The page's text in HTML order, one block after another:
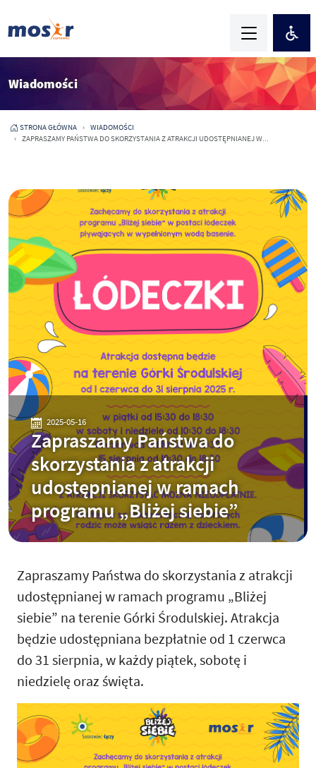
Wiadomości
STRONA GŁÓWNA
WIADOMOŚCI
ZAPRASZAMY PAŃSTWA DO SKORZYSTANIA Z ATRAKCJI UDOSTĘPNIANEJ W...
2025-05-16
Zapraszamy Państwa do
skorzystania z atrakcji
udostępnianej w ramach
programu „Bliżej siebie”
Zapraszamy Państwa do skorzystania z atrakcji
udostępnianej w ramach programu „Bliżej
siebie” na terenie Górki Środulskiej. Atrakcja
będzie udostępniana bezpłatnie od 1 czerwca
do 31 sierpnia, w każdy piątek, sobotę i
niedzielę oraz święta.